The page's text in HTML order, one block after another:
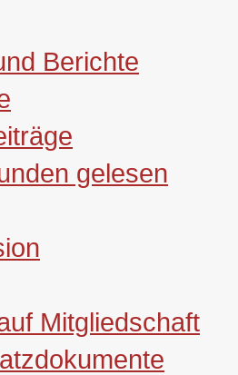
Berichte
gelesen
Mitgliedschaft